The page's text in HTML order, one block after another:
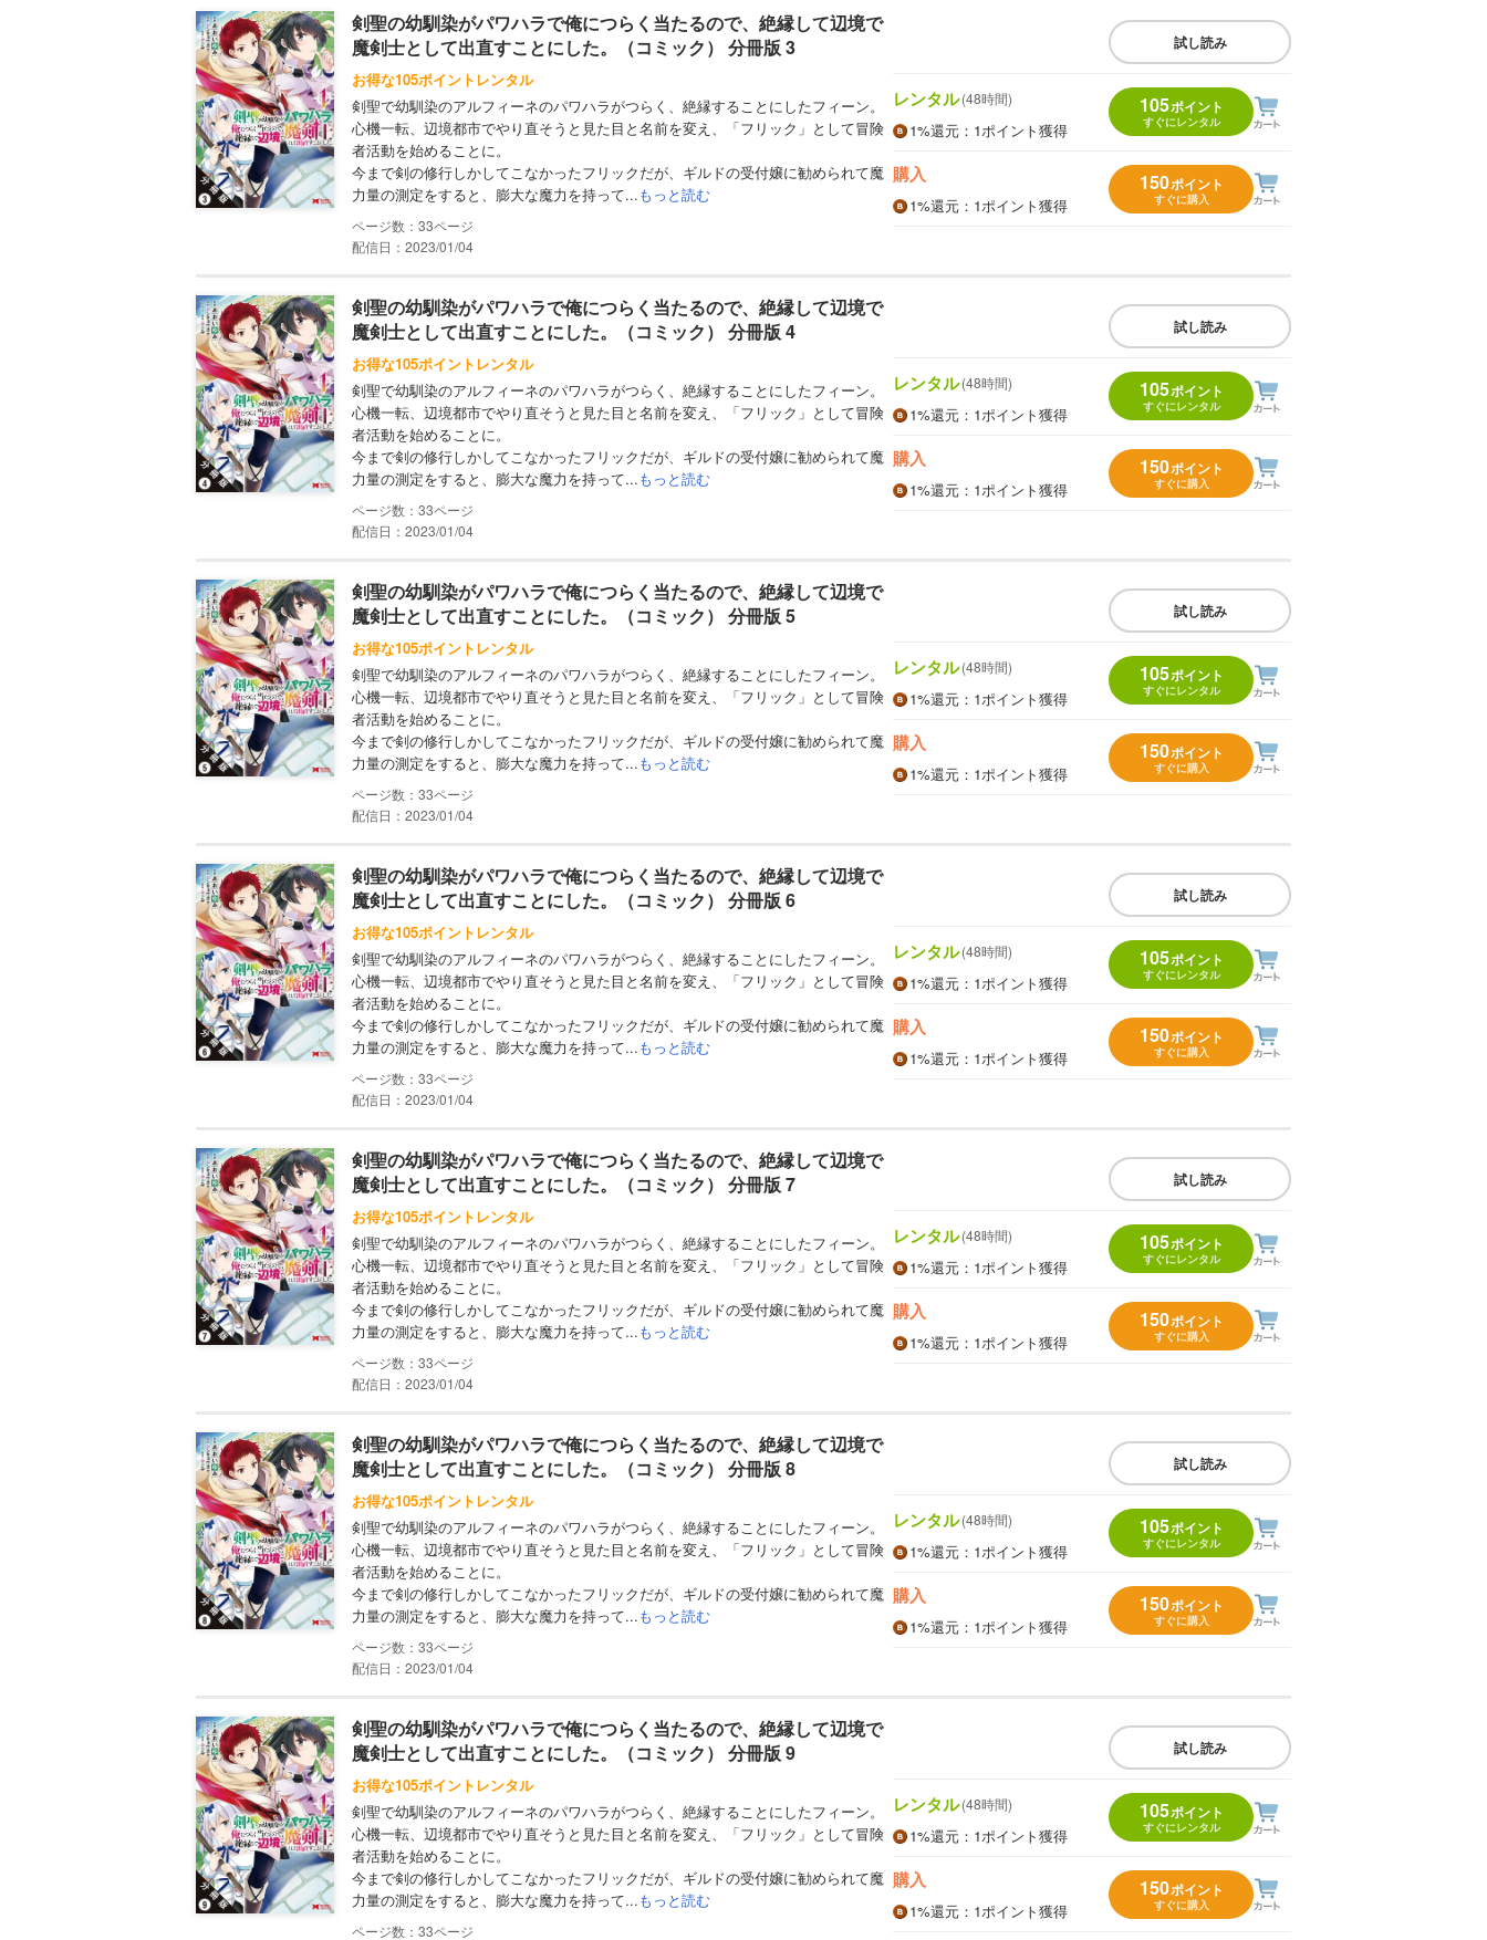
剣聖の幼馴染がパワハラで俺につらく当たるので、絶縁して辺境で
魔剣士として出直すことにした。（コミック） 分冊版 3
お得な105ポイントレンタル
剣聖で幼馴染のアルフィーネのパワハラがつらく、絶縁することにしたフィーン。
心機一転、辺境都市でやり直そうと見た目と名前を変え、「フリック」として冒険
者活動を始めることに。
今まで剣の修行しかしてこなかったフリックだが、ギルドの受付嬢に勧められて魔
力量の測定をすると、膨大な魔力を持って...もっと読む
33
配信日：2023/01/04
試し読み
レンタル(48時間)
1%還元 ：1ポイント獲得
105ポイント
すぐにレンタル
購入
1%還元 ：1ポイント獲得
150ポイント
すぐに購入
剣聖の幼馴染がパワハラで俺につらく当たるので、絶縁して辺境で
魔剣士として出直すことにした。（コミック） 分冊版 4
お得な105ポイントレンタル
剣聖で幼馴染のアルフィーネのパワハラがつらく、絶縁することにしたフィーン。
心機一転、辺境都市でやり直そうと見た目と名前を変え、「フリック」として冒険
者活動を始めることに。
今まで剣の修行しかしてこなかったフリックだが、ギルドの受付嬢に勧められて魔
力量の測定をすると、膨大な魔力を持って...もっと読む
33
配信日：2023/01/04
試し読み
レンタル(48時間)
1%還元 ：1ポイント獲得
105ポイント
すぐにレンタル
購入
1%還元 ：1ポイント獲得
150ポイント
すぐに購入
剣聖の幼馴染がパワハラで俺につらく当たるので、絶縁して辺境で
魔剣士として出直すことにした。（コミック） 分冊版 5
お得な105ポイントレンタル
剣聖で幼馴染のアルフィーネのパワハラがつらく、絶縁することにしたフィーン。
心機一転、辺境都市でやり直そうと見た目と名前を変え、「フリック」として冒険
者活動を始めることに。
今まで剣の修行しかしてこなかったフリックだが、ギルドの受付嬢に勧められて魔
力量の測定をすると、膨大な魔力を持って...もっと読む
33
配信日：2023/01/04
試し読み
レンタル(48時間)
1%還元 ：1ポイント獲得
105ポイント
すぐにレンタル
購入
1%還元 ：1ポイント獲得
150ポイント
すぐに購入
剣聖の幼馴染がパワハラで俺につらく当たるので、絶縁して辺境で
魔剣士として出直すことにした。（コミック） 分冊版 6
お得な105ポイントレンタル
剣聖で幼馴染のアルフィーネのパワハラがつらく、絶縁することにしたフィーン。
心機一転、辺境都市でやり直そうと見た目と名前を変え、「フリック」として冒険
者活動を始めることに。
今まで剣の修行しかしてこなかったフリックだが、ギルドの受付嬢に勧められて魔
力量の測定をすると、膨大な魔力を持って...もっと読む
33
配信日：2023/01/04
試し読み
レンタル(48時間)
1%還元 ：1ポイント獲得
105ポイント
すぐにレンタル
購入
1%還元 ：1ポイント獲得
150ポイント
すぐに購入
剣聖の幼馴染がパワハラで俺につらく当たるので、絶縁して辺境で
魔剣士として出直すことにした。（コミック） 分冊版 7
お得な105ポイントレンタル
剣聖で幼馴染のアルフィーネのパワハラがつらく、絶縁することにしたフィーン。
心機一転、辺境都市でやり直そうと見た目と名前を変え、「フリック」として冒険
者活動を始めることに。
今まで剣の修行しかしてこなかったフリックだが、ギルドの受付嬢に勧められて魔
力量の測定をすると、膨大な魔力を持って...もっと読む
33
配信日：2023/01/04
試し読み
レンタル(48時間)
1%還元 ：1ポイント獲得
105ポイント
すぐにレンタル
購入
1%還元 ：1ポイント獲得
150ポイント
すぐに購入
剣聖の幼馴染がパワハラで俺につらく当たるので、絶縁して辺境で
魔剣士として出直すことにした。（コミック） 分冊版 8
お得な105ポイントレンタル
剣聖で幼馴染のアルフィーネのパワハラがつらく、絶縁することにしたフィーン。
心機一転、辺境都市でやり直そうと見た目と名前を変え、「フリック」として冒険
者活動を始めることに。
今まで剣の修行しかしてこなかったフリックだが、ギルドの受付嬢に勧められて魔
力量の測定をすると、膨大な魔力を持って...もっと読む
33
配信日：2023/01/04
試し読み
レンタル(48時間)
1%還元 ：1ポイント獲得
105ポイント
すぐにレンタル
購入
1%還元 ：1ポイント獲得
150ポイント
すぐに購入
剣聖の幼馴染がパワハラで俺につらく当たるので、絶縁して辺境で
魔剣士として出直すことにした。（コミック） 分冊版 9
お得な105ポイントレンタル
剣聖で幼馴染のアルフィーネのパワハラがつらく、絶縁することにしたフィーン。
心機一転、辺境都市でやり直そうと見た目と名前を変え、「フリック」として冒険
者活動を始めることに。
今まで剣の修行しかしてこなかったフリックだが、ギルドの受付嬢に勧められて魔
力量の測定をすると、膨大な魔力を持って...もっと読む
33
試し読み
レンタル(48時間)
1%還元 ：1ポイント獲得
105ポイント
すぐにレンタル
購入
1%還元 ：1ポイント獲得
150ポイント
すぐに購入